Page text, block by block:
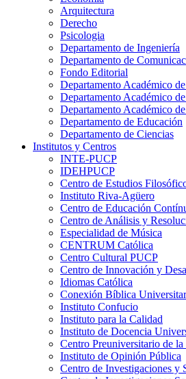
Arquitectura
Derecho
Psicologia
Departamento de Ingeniería
Departamento de
Fondo Editorial
Departamento Académico
Departamento Académico
Departamento Académico
Departamento de Educación
Departamento de Ciencias
Institutos y Centros
INTE-PUCP
IDEHPUCP
Centro de Estudios
Instituto Riva-Agüero
Centro de Educación
Centro de Análisis y
Especialidad de Música
CENTRUM Católica
Centro Cultural PUCP
Centro de Innovación y
Idiomas Católica
Conexión Bíblica
Instituto Confucio
Instituto para la Calidad
Instituto de Docencia
Centro Preuniversitario de
Instituto de Opinión Pública
Centro de Investigaciones y